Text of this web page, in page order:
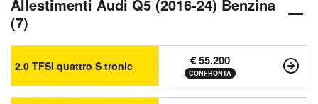
Allestimenti Audi Q5 (2016-24) Benzina
(7)
2.0 TFSI quattro S tronic € 55.200
CONFRONTA